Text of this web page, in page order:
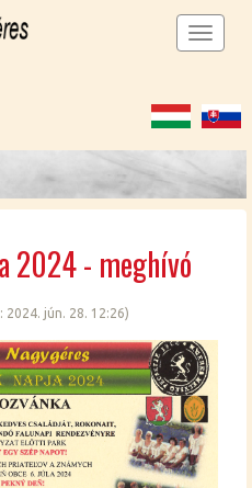
2024 - meg­hí­vó
2024. jún. 28. 12:26)